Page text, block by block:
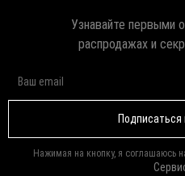
Узнавайте первыми
распродажах и
Подписаться
Нажимая на кнопку, я соглашаюсь